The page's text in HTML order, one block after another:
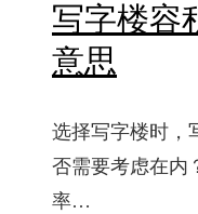
写字楼容
意思
选择写字楼时，
否需要考虑在内
率…